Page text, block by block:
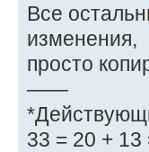
Все
изменения,
просто
——
33 = 20 + 13